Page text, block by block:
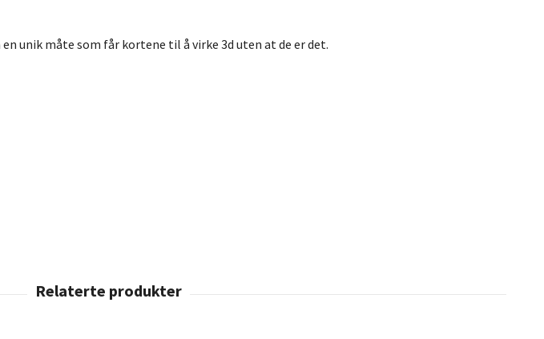
unik måte som får kortene til å virke 3d uten at de er det.